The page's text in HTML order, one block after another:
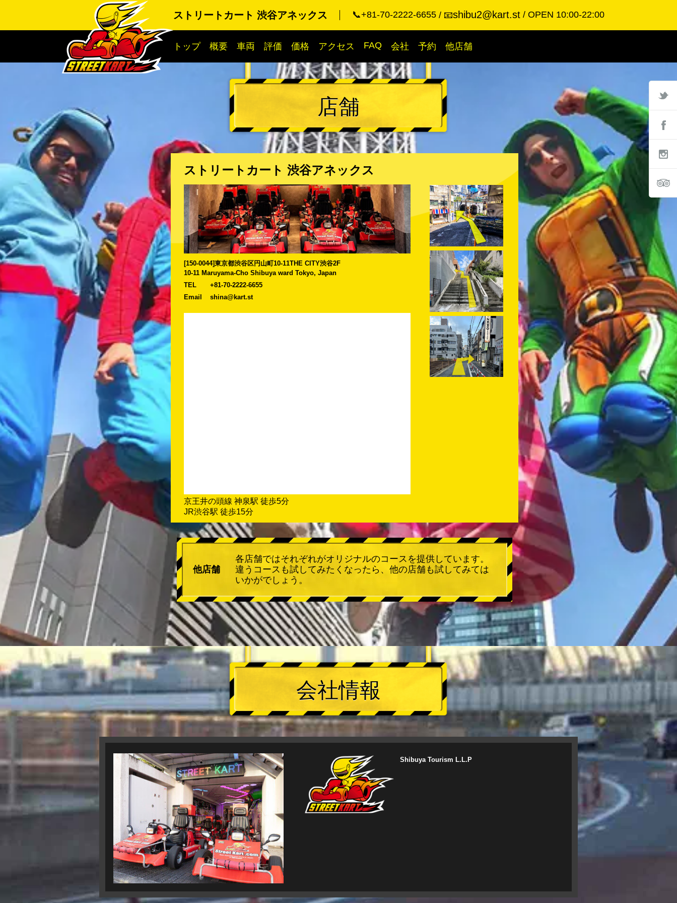
ストリートカート 渋谷アネックス 📞+81-70-2222-6655 📧shibu2@kart.st OPEN 10:00-22:00
トップ 概要 車両 評価 価格 アクセス FAQ 会社 予約 他店舗
店舗
ストリートカート 渋谷アネックス
[150-0044]東京都渋谷区円山町10-11THE CITY渋谷2F
10-11 Maruyama-Cho Shibuya ward Tokyo, Japan
TEL
+81-70-2222-6655
Email
shina@kart.st
京王井の頭線 神泉駅 徒歩5分
JR渋谷駅 徒歩15分
他店舗
各店舗ではそれぞれがオリジナルのコースを提供しています。
違うコースも試してみたくなったら、他の店舗も試してみては
いかがでしょう。
会社情報
Shibuya Tourism L.L.P